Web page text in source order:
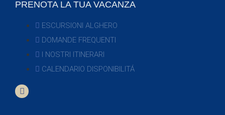
PRENOTA LA TUA VACANZA
ESCURSIONI ALGHERO
DOMANDE FREQUENTI
I NOSTRI ITINERARI
CALENDARIO DISPONIBILITÁ